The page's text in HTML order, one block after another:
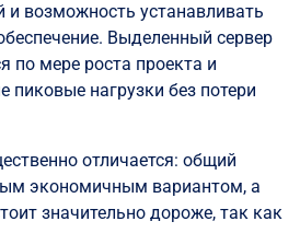
и возможность устанавливать
Выделенный сервер
по мере роста проекта и
пиковые нагрузки без потери
отличается: общий
экономичным вариантом, а
значительно дороже, так как